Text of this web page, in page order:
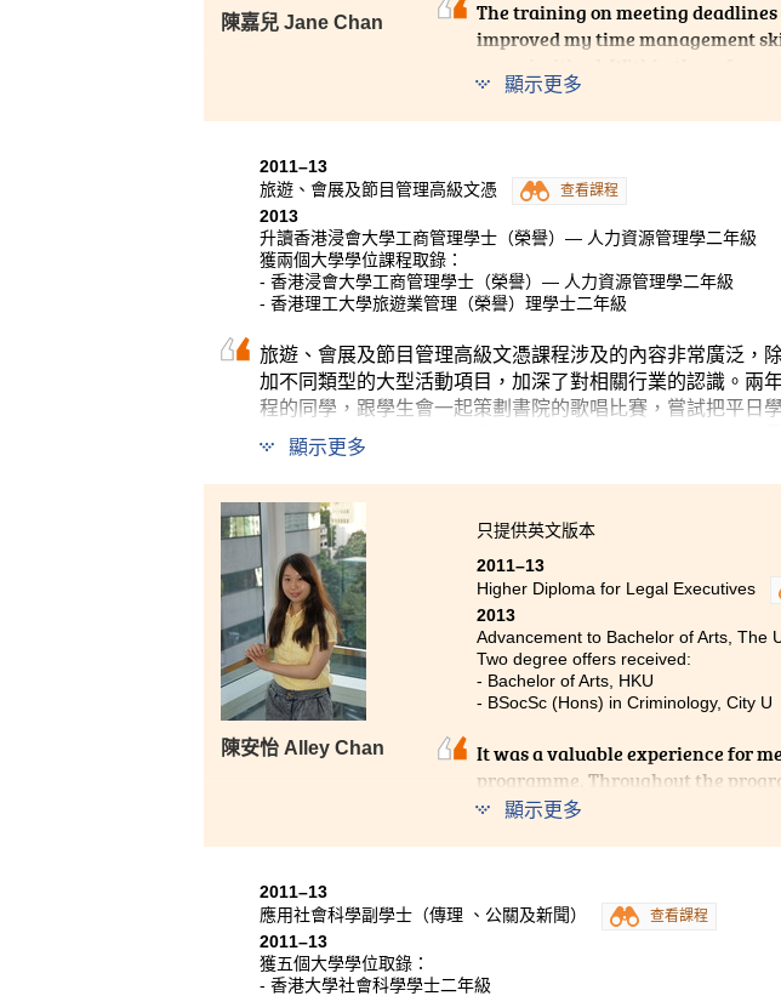
陳嘉兒 Jane Chan
The training on meeting
improved my time management
College -- winning 1
on my capabilities and was
and proud to say that I have
顯示更多
2011–13
旅遊、會展及節目管理高級文憑
查看課程
2013
升讀香港浸會大學工商管理學士（榮譽）— 人力資源管理學二年級
獲兩個大學學位課程取錄：
- 香港浸會大學工商管理學士（榮譽）— 人力資源管理學二年級
- 香港理工大學旅遊業管理（榮譽）理學士二年級
旅遊、會展及節目管理高級文憑課程涉及的內容非常廣泛，
加不同類型的大型活動項目，加深了對相關行業的認識。兩
程的同學，跟學生會一起策劃書院的歌唱比賽，嘗試把平日
活動中。雖然過程中有過爭拗，亦遇到阻礙，但當歌唱比賽
也沒有白費。
顯示更多
陳安怡 Alley Chan
只提供英文版本
2011–13
Higher Diploma for Legal Executives
2013
Advancement to Bachelor of Arts, The
Two degree offers received:
- Bachelor of Arts, HKU
- BSocSc (Hons) in Criminology, City U
It was a valuable experience for
programme. Throughout the
which gave me a comprehensive
顯示更多
2011–13
應用社會科學副學士（傳理 、公關及新聞）
查看課程
2011–13
獲五個大學學位取錄：
- 香港大學社會科學學士二年級